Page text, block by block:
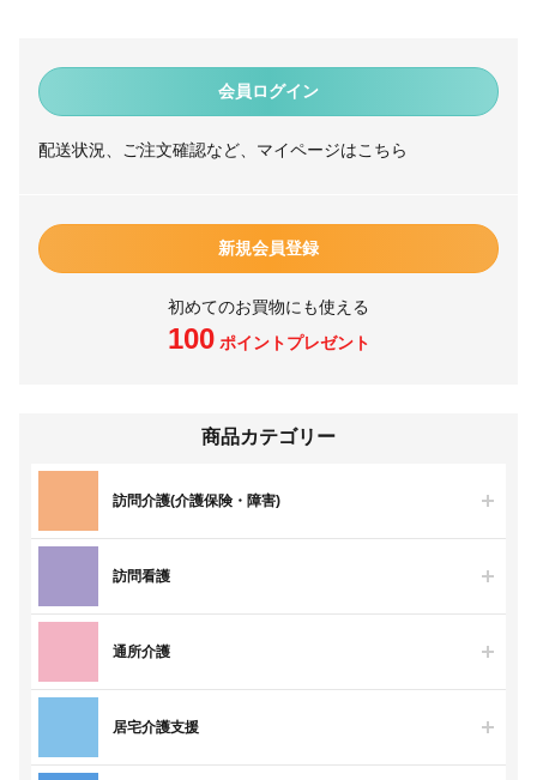
会員ログイン
配送状況、ご注文確認など、マイページはこちら
新規会員登録
初めてのお買物にも使える
100ポイントプレゼント
商品カテゴリー
訪問介護(介護保険・障害)
訪問看護
通所介護
居宅介護支援